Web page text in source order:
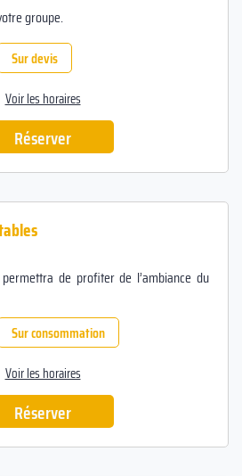
groupe.
Sur devis
Voir les horaires
Réserver
de profiter de l’ambiance du
Sur consommation
Voir les horaires
Réserver